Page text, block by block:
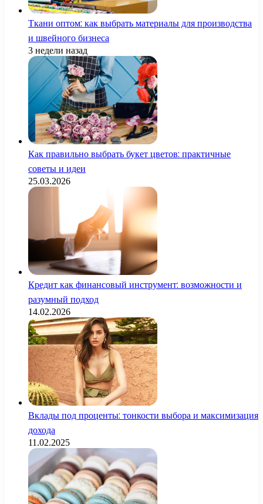
Ткани оптом: как выбрать материалы для производства
и швейного бизнеса
3 недели назад
Как правильно выбрать букет цветов: практичные
советы и идеи
25.03.2026
Кредит как финансовый инструмент: возможности и
разумный подход
14.02.2026
Вклады под проценты: тонкости выбора и максимизация
дохода
11.02.2025